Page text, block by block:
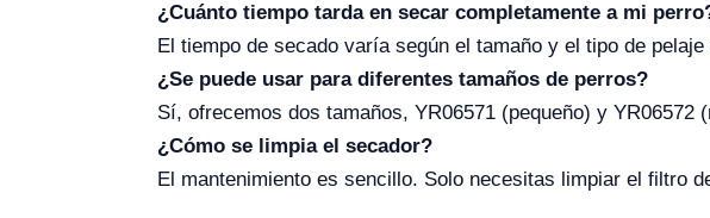
¿Cuánto tiempo tarda en secar completamente a mi
El tiempo de secado varía según el tamaño y el tipo de
¿Se puede usar para diferentes tamaños de perros?
Sí, ofrecemos dos tamaños, YR06571 (pequeño) y
¿Cómo se limpia el secador?
El mantenimiento es sencillo. Solo necesitas limpiar el filtro